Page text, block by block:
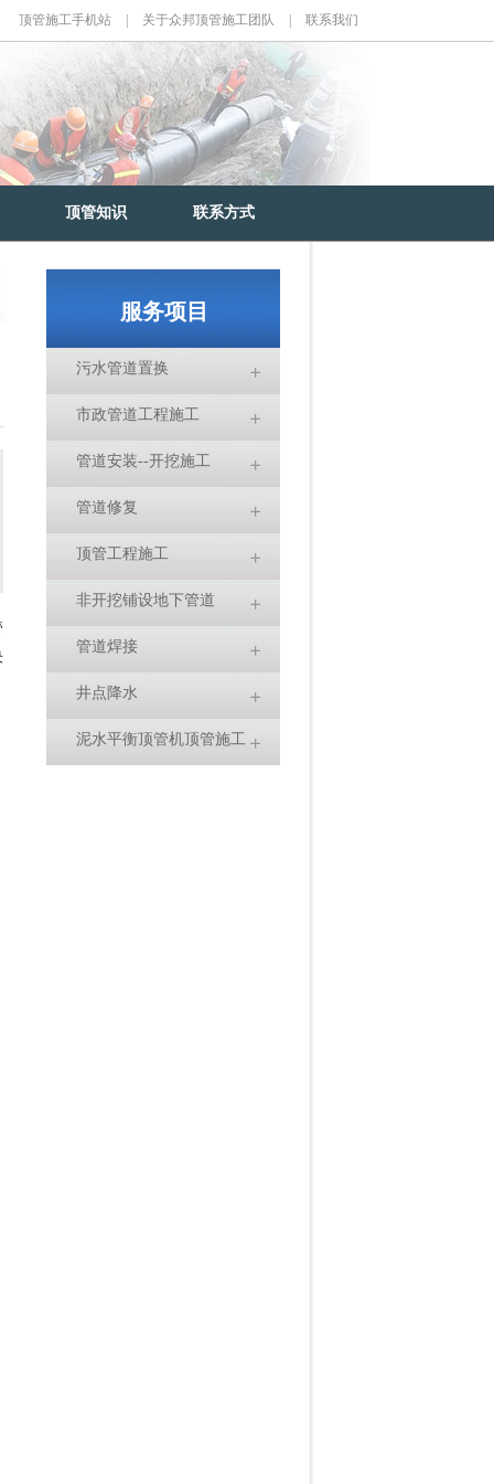
顶管施工手机站 关于众邦顶管施工团队 联系我们
顶管知识 联系方式
服务项目
污水管道置换
市政管道工程施工
管道安装--开挖施工
管道修复
顶管工程施工
非开挖铺设地下管道
管道焊接
井点降水
泥水平衡顶管机顶管施工